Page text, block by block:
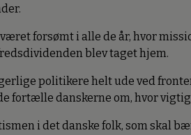
forsømt i alle de år, hvor
blev taget hjem.
politikere helt ude ved
fortælle danskerne om, hvor
i det danske folk, som skal